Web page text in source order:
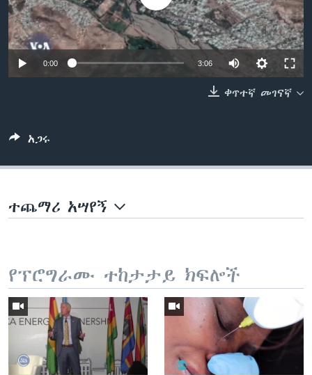
ቋንቋዎች
0:00 3:06
ቀጥተኛ መገናኛ
አጋሩ
ተጨማሪ አሣየኝ
የፕሮግራሙ ተከታታይ ክፍሎች